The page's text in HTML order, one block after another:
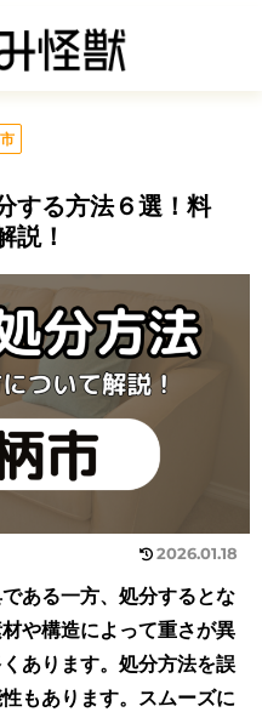
する方法６選！料
説！
2026.01.18
ある一方、処分するとな
や構造によって重さが異
あります。処分方法を誤
もあります。スムーズに